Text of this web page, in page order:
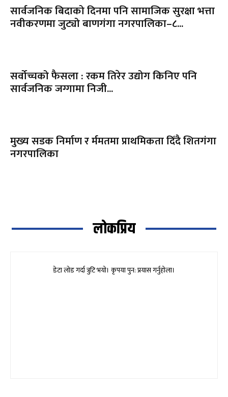
सार्वजनिक बिदाको दिनमा पनि सामाजिक सुरक्षा भत्ता
नवीकरणमा जुट्यो बाणगंगा नगरपालिका–८...
सर्वोच्चको फैसला : रकम तिरेर उद्योग किनिए पनि
सार्वजनिक जग्गामा निजी...
मुख्य सडक निर्माण र र्ममतमा प्राथमिकता दिँदै शितगंगा
नगरपालिका
लोकप्रिय
डेटा लोड गर्दा त्रुटि भयो। कृपया पुन: प्रयास गर्नुहोला।